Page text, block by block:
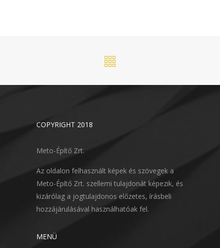
COPYRIGHT 2018
Meto-Építő Zrt.
Az oldalon felhasznált képek és szövegek a
Meto-Építő Zrt. szellemi tulajdonát képezik, és
kizárólag a jogtulajdonos előzetes, írásbeli
hozzájárulásával használhatóak fel.
MENÜ